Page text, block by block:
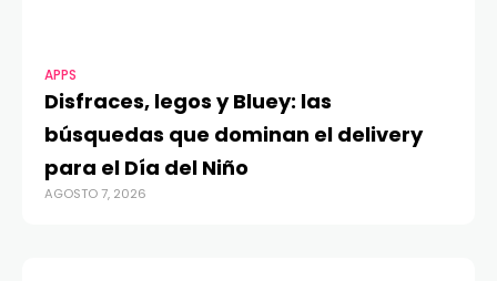
APPS
Disfraces, legos y Bluey: las
búsquedas que dominan el delivery
para el Día del Niño
AGOSTO 7, 2026